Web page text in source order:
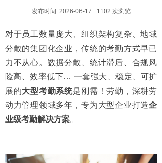
发布时间: 2026-06-17 1102 次浏览
对于员工数量庞大、组织架构复杂、地域
分散的集团化企业，传统的考勤方式早已
力不从心。数据分散、统计滞后、合规风
险高、效率低下… 一套强大、稳定、可扩
展的大型考勤系统是刚需！劳勤，深耕劳
动力管理领域多年，专为大型企业打造企
业级考勤解决方案。